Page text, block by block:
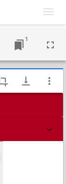
1